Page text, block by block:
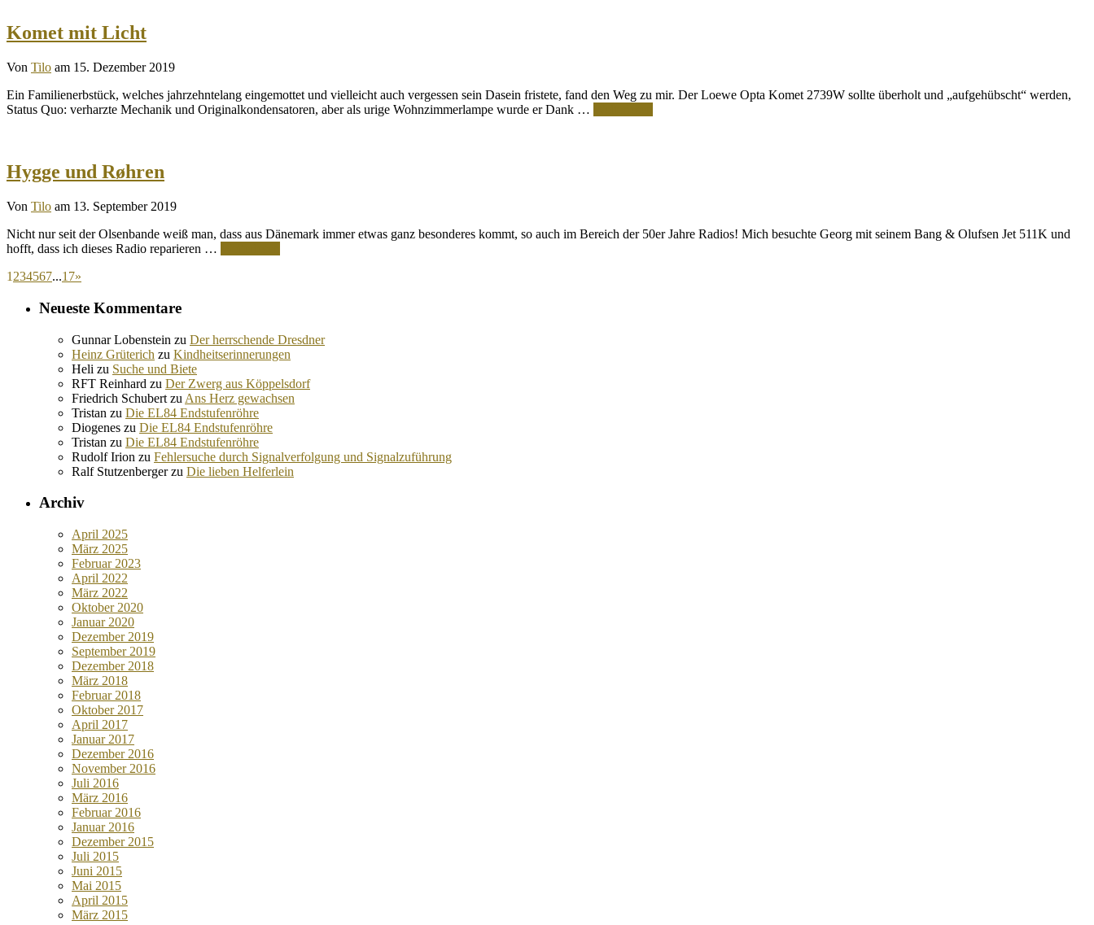
Komet mit Licht
Von Tilo am 15. Dezember 2019
Ein Familienerbstück, welches jahrzehntelang eingemottet und vielleicht auch vergessen sein Dasein fristete, fand den Weg zu mir. Der Loewe Opta Komet 2739W sollte überholt und „aufgehübscht“ werden,
Status Quo: verharzte Mechanik und Originalkondensatoren, aber als urige Wohnzimmerlampe wurde er Dank …
Hygge und Røhren
Von Tilo am 13. September 2019
Nicht nur seit der Olsenbande weiß man, dass aus Dänemark immer etwas ganz besonderes kommt, so auch im Bereich der 50er Jahre Radios! Mich besuchte Georg mit seinem Bang & Olufsen Jet 511K und
hofft, dass ich dieses Radio reparieren …
1 234567...17»
Neueste Kommentare
Gunnar Lobenstein zu Der herrschende Dresdner
Heinz Grüterich zu Kindheitserinnerungen
Heli zu Suche und Biete
RFT Reinhard zu Der Zwerg aus Köppelsdorf
Friedrich Schubert zu Ans Herz gewachsen
Tristan zu Die EL84 Endstufenröhre
Diogenes zu Die EL84 Endstufenröhre
Tristan zu Die EL84 Endstufenröhre
Rudolf Irion zu Fehlersuche durch Signalverfolgung und Signalzuführung
Ralf Stutzenbergerzu Die lieben Helferlein
Archiv
April 2025
März 2025
Februar 2023
April 2022
März 2022
Oktober 2020
Januar 2020
Dezember 2019
September 2019
Dezember 2018
März 2018
Februar 2018
Oktober 2017
April 2017
Januar 2017
Dezember 2016
November 2016
Juli 2016
März 2016
Februar 2016
Januar 2016
Dezember 2015
Juli 2015
Juni 2015
Mai 2015
April 2015
März 2015